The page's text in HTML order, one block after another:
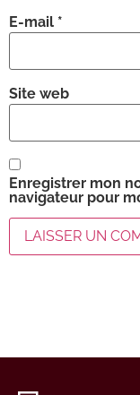
E-mail *
Site web
Enregistrer mon
navigateur pour